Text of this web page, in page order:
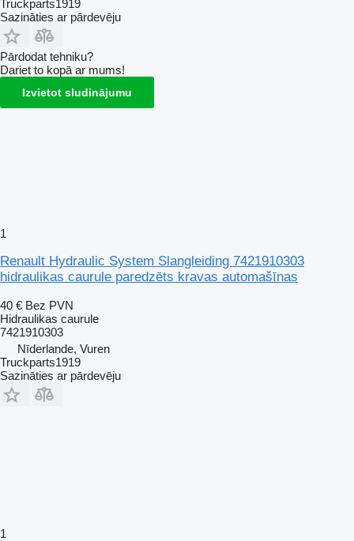
Truckparts1919
Sazināties ar pārdevēju
Pārdodat tehniku?
Dariet to kopā ar mums!
Izvietot sludinājumu
1
Renault Hydraulic System Slangleiding 7421910303
hidraulikas caurule paredzēts kravas automašīnas
40 € Bez PVN
Hidraulikas caurule
7421910303
Nīderlande, Vuren
Truckparts1919
Sazināties ar pārdevēju
1